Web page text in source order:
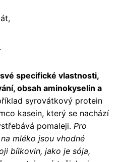
specifické vlastnosti,
obsah aminokyselin a
syrovátkový protein
kasein, který se nachází
pomaleji. Pro
mléko jsou vhodné
bílkovin, jako je sója,